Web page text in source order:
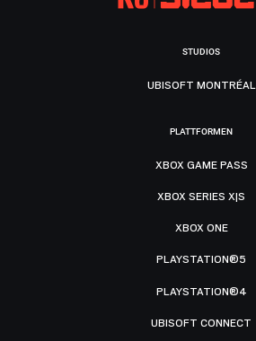
STUDIOS
UBISOFT MONTRÉAL
PLATTFORMEN
XBOX GAME PASS
XBOX SERIES X|S
XBOX ONE
PLAYSTATION®5
PLAYSTATION®4
UBISOFT CONNECT